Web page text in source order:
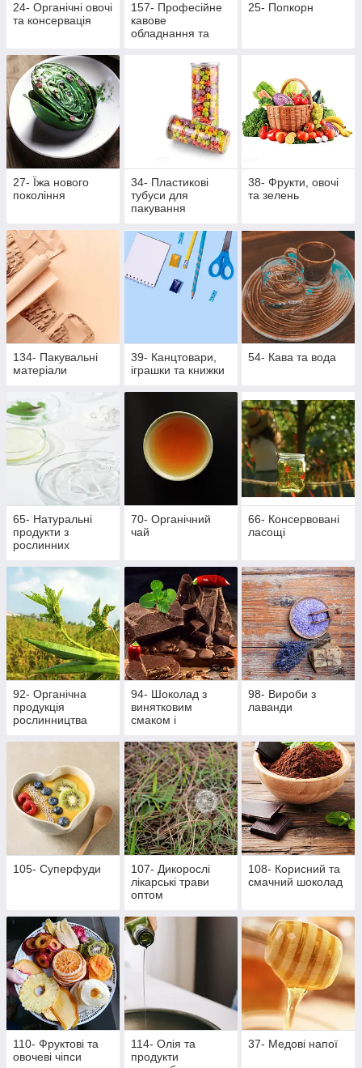
24- Органічні овочі
та консервація
157- Професійне
кавове
обладнання та
25- Попкорн
27- Їжа нового
покоління
34- Пластикові
тубуси для
пакування
38- Фрукти, овочі
та зелень
134- Пакувальні
матеріали
39- Канцтовари,
іграшки та книжки
54- Кава та вода
65- Натуральні
продукти з
рослинних
70- Органічний
чай
66- Консервовані
ласощі
92- Органічна
продукція
рослинництва
94- Шоколад з
винятковим
смаком і
98- Вироби з
лаванди
105- Суперфуди
107- Дикорослі
лікарські трави
оптом
108- Корисний та
смачний шоколад
110- Фруктові та
овочеві чіпси
114- Олія та
продукти
37- Медові напої